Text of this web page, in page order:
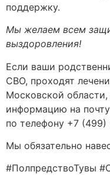
поддержку.
Мы желаем всем
выздоровления!
Если ваши
СВО, проходят
Московской
информацию на
по телефону +7 (499)
Мы обязательно
#ПолпредствоТувы